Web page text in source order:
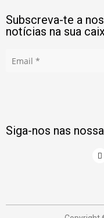
Subscreva-te a
notícias na sua
Siga-nos nas